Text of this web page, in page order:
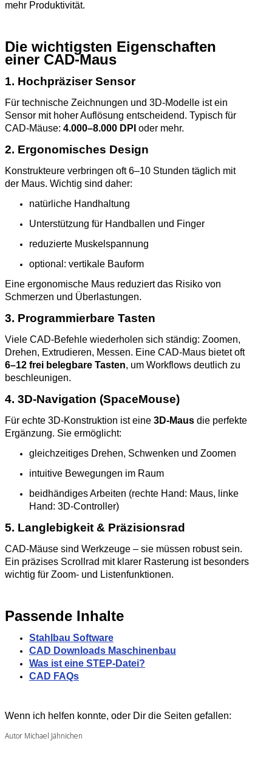
mehr Produktivität.
Die wichtigsten Eigenschaften
einer CAD‑Maus
1. Hochpräziser Sensor
Für technische Zeichnungen und 3D‑Modelle ist ein
Sensor mit hoher Auflösung entscheidend. Typisch für
CAD‑Mäuse: 4.000–8.000 DPI oder mehr.
2. Ergonomisches Design
Konstrukteure verbringen oft 6–10 Stunden täglich mit
der Maus. Wichtig sind daher:
natürliche Handhaltung
Unterstützung für Handballen und Finger
reduzierte Muskelspannung
optional: vertikale Bauform
Eine ergonomische Maus reduziert das Risiko von
Schmerzen und Überlastungen.
3. Programmierbare Tasten
Viele CAD‑Befehle wiederholen sich ständig: Zoomen,
Drehen, Extrudieren, Messen. Eine CAD‑Maus bietet oft
6–12 frei belegbare Tasten, um Workflows deutlich zu
beschleunigen.
4. 3D‑Navigation (SpaceMouse)
Für echte 3D‑Konstruktion ist eine 3D‑Maus die perfekte
Ergänzung. Sie ermöglicht:
gleichzeitiges Drehen, Schwenken und Zoomen
intuitive Bewegungen im Raum
beidhändiges Arbeiten (rechte Hand: Maus, linke
Hand: 3D‑Controller)
5. Langlebigkeit & Präzisionsrad
CAD‑Mäuse sind Werkzeuge – sie müssen robust sein.
Ein präzises Scrollrad mit klarer Rasterung ist besonders
wichtig für Zoom‑ und Listenfunktionen.
Passende Inhalte
Stahlbau Software
CAD Downloads Maschinenbau
Was ist eine STEP-Datei?
CAD FAQs
Wenn ich helfen konnte, oder Dir die Seiten gefallen:
Autor Michael Jähnichen